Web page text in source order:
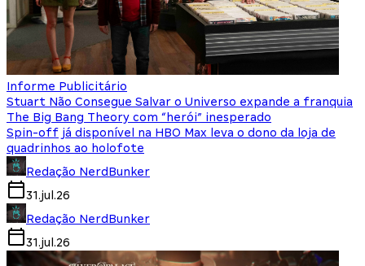
Informe Publicitário
Stuart Não Consegue Salvar o Universo expande a franquia
The Big Bang Theory com “herói” inesperado
Spin-off já disponível na HBO Max leva o dono da loja de
quadrinhos ao holofote
Redação NerdBunker
31.jul.26
Redação NerdBunker
31.jul.26